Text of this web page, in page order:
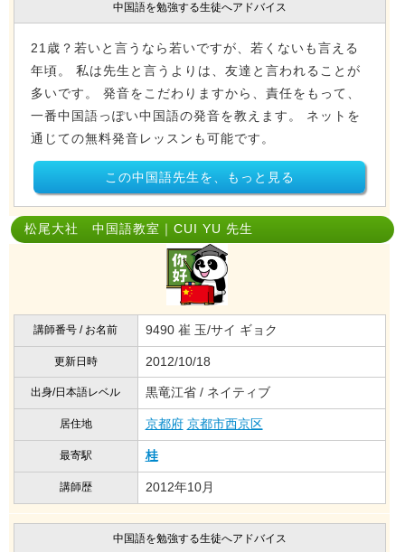
中国語を勉強する生徒へアドバイス
21歳？若いと言うなら若いですが、若くないも言える
年頃。 私は先生と言うよりは、友達と言われることが
多いです。 発音をこだわりますから、責任をもって、
一番中国語っぽい中国語の発音を教えます。 ネットを
通じての無料発音レッスンも可能です。
この中国語先生を、もっと見る
松尾大社 中国語教室｜CUI YU 先生
講師番号 / お名前 9490 崔 玉/サイ ギョク
更新日時 2012/10/18
出身/日本語レベル 黒竜江省 / ネイティブ
居住地 京都府 京都市西京区
最寄駅 桂
講師歴 2012年10月
中国語を勉強する生徒へアドバイス